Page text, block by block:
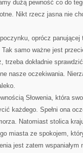
dużą pewność co do
Nikt rzecz jasna nie
oprócz
samo ważne jest
trzeba dokładnie
nasze oczekiwania.
Słowenia, która
każdego. Spełni ona
Natomiast stolica
miasta ze spokojem,
jest zatem